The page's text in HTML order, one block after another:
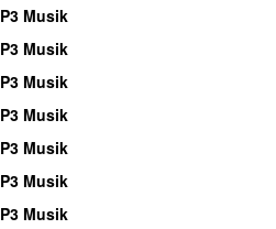
P3 Musik
P3 Musik
P3 Musik
P3 Musik
P3 Musik
P3 Musik
P3 Musik